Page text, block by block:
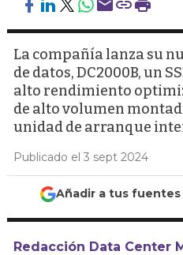
La compañía lanza su
de datos, DC2000B, un
alto rendimiento
de alto volumen
unidad de arranque
Publicado el 3 sept 2024
Añadir a tus
Redacción Data Center